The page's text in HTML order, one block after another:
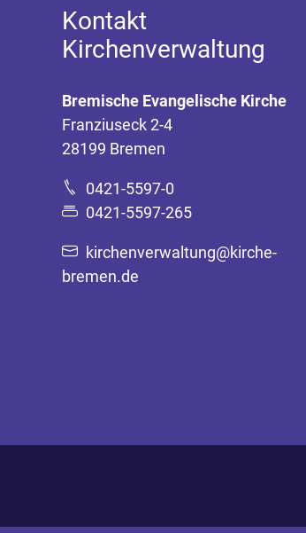
Kontakt
Kirchenverwaltung
Bremische Evangelische Kirche
Franziuseck 2-4
28199 Bremen
0421-5597-0
0421-5597-265
kirchenverwaltung@kirche-
bremen.de